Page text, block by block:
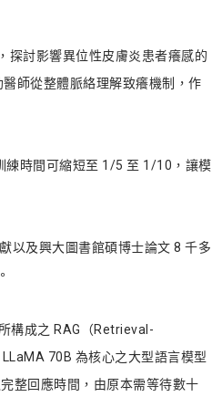
探討影響異位性皮膚炎患者癢感的
師從整體脈絡理解致癢機制，作
練時間可縮短至 1/5 至 1/10，讓模
以及興大圖書館碩博士論文 8 千多
構成之 RAG（Retrieval-
70B 為核心之大型語言模型
整回應時間，由原本需等待數十